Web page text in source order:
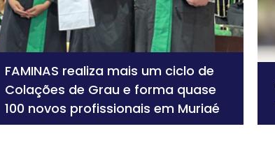
FAMINAS realiza mais um ciclo de
Colações de Grau e forma quase
100 novos profissionais em Muriaé